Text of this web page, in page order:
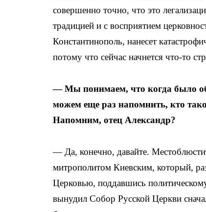
совершенно точно, что это
традицией и с восприятием
Константинополь, нанесет
потому что сейчас начнется что-то
— Мы понимаем, что когда было
можем еще раз напомнить, кто
Напомним, отец Александр?
— Да, конечно, давайте.
митрополитом Киевским, который,
Церковью, поддавшись
вынудил Собор Русской Церкви